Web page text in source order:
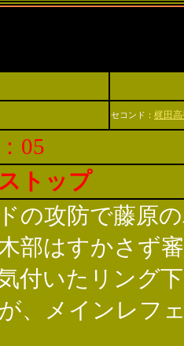
セコンド： 梶田
05
トップ
攻防で藤原の
部はすかさず
付いたリング
、メインレフ